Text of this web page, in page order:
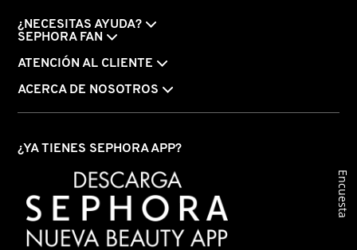
¿NECESITAS AYUDA?
SEPHORA FAN
ATENCIÓN AL CLIENTE
ACERCA DE NOSOTROS
¿YA TIENES SEPHORA APP?
Encuesta